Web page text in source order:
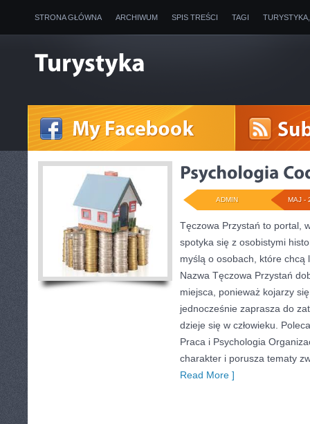
STRONA GŁÓWNA ARCHIWUM SPIS TREŚCI TAGI
MAJ -
ADMIN
Tęczowa Przystań to portal,
spotyka się z osobistymi
myślą o osobach, które chcą
Nazwa Tęczowa Przystań
miejsca, ponieważ kojarzy
jednocześnie zaprasza do
dzieje się w człowieku.
Praca i Psychologia
charakter i porusza tematy
Read More ]